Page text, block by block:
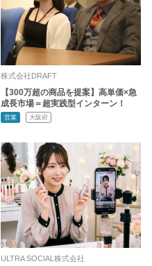
株式会社DRAFT
【300万超の商品を提案】高単価×急
成長市場＝超実践型インターン！
営業 大阪府
ULTRA SOCIAL株式会社